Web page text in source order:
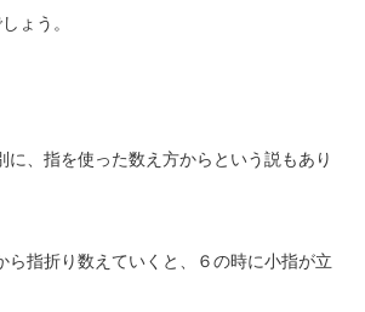
ょう。
に、指を使った数え方からという説もあり
ら指折り数えていくと、６の時に小指が立